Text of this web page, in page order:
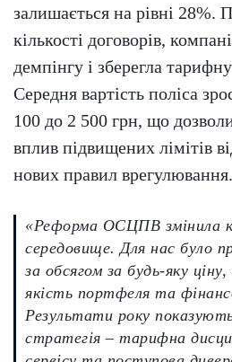
залишається на рівні 28%.
кількості договорів,
демпінгу і зберегла
Середня вартість поліса
100 до 2 500 грн, що
вплив підвищених лімітів
нових правил врегулювання.
«Реформа ОСЦПВ змінила
середовище. Для нас було
за обсягом за будь-яку
якість портфеля та
Результати року
стратегія – тарифна